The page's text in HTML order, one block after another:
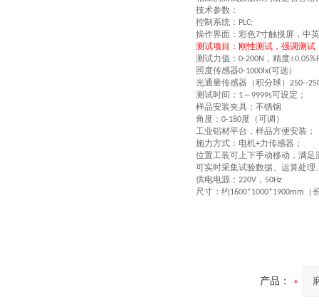
技术参数：
控制系统： PLC;
操作界面：彩色7寸触摸屏，中
测试项目：刚性测试，强调测试
测试力值： 0-200N ， 精度±
照度传感器0-1000lx(可选）
光通量传感器（积分球） 250--
测试时间： 1～9999s可设定；
样品安装夹具： 不锈钢
角度： 0-180度（可调 ）
工业铝材平台，样品方便安装；
施力方式：电机+力传感器；
位置工装可上下手动移动，满足
可实时采集试验数据、运算处
供电电源： 220V ， 50Hz
尺寸：约1600*1000*1900mm （
产品：